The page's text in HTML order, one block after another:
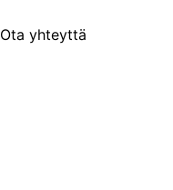
Ota yhteyttä